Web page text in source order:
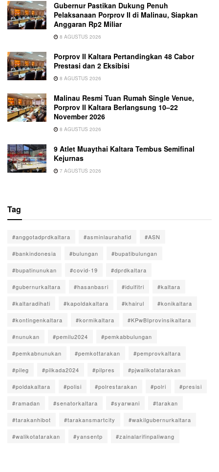
Gubernur Pastikan Dukung Penuh
Pelaksanaan Porprov II di Malinau, Siapkan
Anggaran Rp2 Miliar
8 AGUSTUS 2026
Porprov II Kaltara Pertandingkan 48 Cabor
Prestasi dan 2 Eksibisi
8 AGUSTUS 2026
Malinau Resmi Tuan Rumah Single Venue,
Porprov II Kaltara Berlangsung 10–22
November 2026
8 AGUSTUS 2026
9 Atlet Muaythai Kaltara Tembus Semifinal
Kejurnas
7 AGUSTUS 2026
Tag
#anggotadprdkaltara #asminlaurahafid #ASN
#bankindonesia #bulungan #bupatibulungan
#bupatinunukan #covid-19 #dprdkaltara
#gubernurkaltara #hasanbasri #idulfitri #kaltara
#kaltaradihati #kapoldakaltara #khairul #konikaltara
#kontingenkaltara #kormikaltara #KPwBIprovinsikaltara
#nunukan #pemilu2024 #pemkabbulungan
#pemkabnunukan #pemkottarakan #pemprovkaltara
#pileg #pilkada2024 #pilpres #pjwalikotatarakan
#poldakaltara #polisi #polrestarakan #polri #presisi
#ramadan #senatorkaltara #syarwani #tarakan
#tarakanhibot #tarakansmartcity #wakilgubernurkaltara
#walikotatarakan #yansentp #zainalarifinpaliwang